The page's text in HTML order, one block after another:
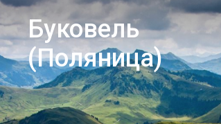
Буковель
(Поляница)